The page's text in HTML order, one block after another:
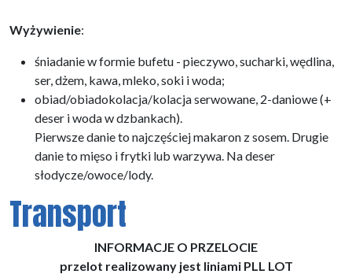
Wyżywienie:
śniadanie w formie bufetu - pieczywo, sucharki, wędlina,
ser, dżem, kawa, mleko, soki i woda;
obiad/obiadokolacja/kolacja serwowane, 2-daniowe (+
deser i woda w dzbankach).
Pierwsze danie to najczęściej makaron z sosem. Drugie
danie to mięso i frytki lub warzywa. Na deser
słodycze/owoce/lody.
Transport
INFORMACJE O PRZELOCIE
przelot realizowany jest liniami PLL LOT